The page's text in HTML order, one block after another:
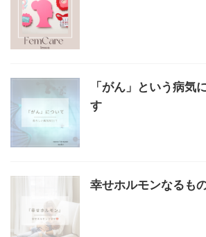
「がん」という病気
す
幸せホルモンなるも